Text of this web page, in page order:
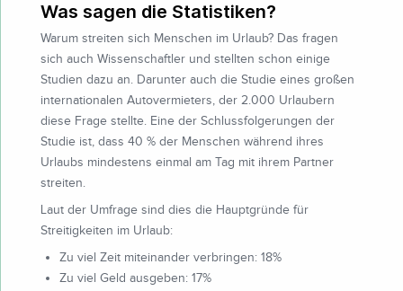
Was sagen die Statistiken?
Warum streiten sich Menschen im Urlaub? Das fragen
sich auch Wissenschaftler und stellten schon einige
Studien dazu an. Darunter auch die Studie eines großen
internationalen Autovermieters, der 2.000 Urlaubern
diese Frage stellte. Eine der Schlussfolgerungen der
Studie ist, dass 40 % der Menschen während ihres
Urlaubs mindestens einmal am Tag mit ihrem Partner
streiten.
Laut der Umfrage sind dies die Hauptgründe für
Streitigkeiten im Urlaub:
Zu viel Zeit miteinander verbringen: 18%
Zu viel Geld ausgeben: 17%